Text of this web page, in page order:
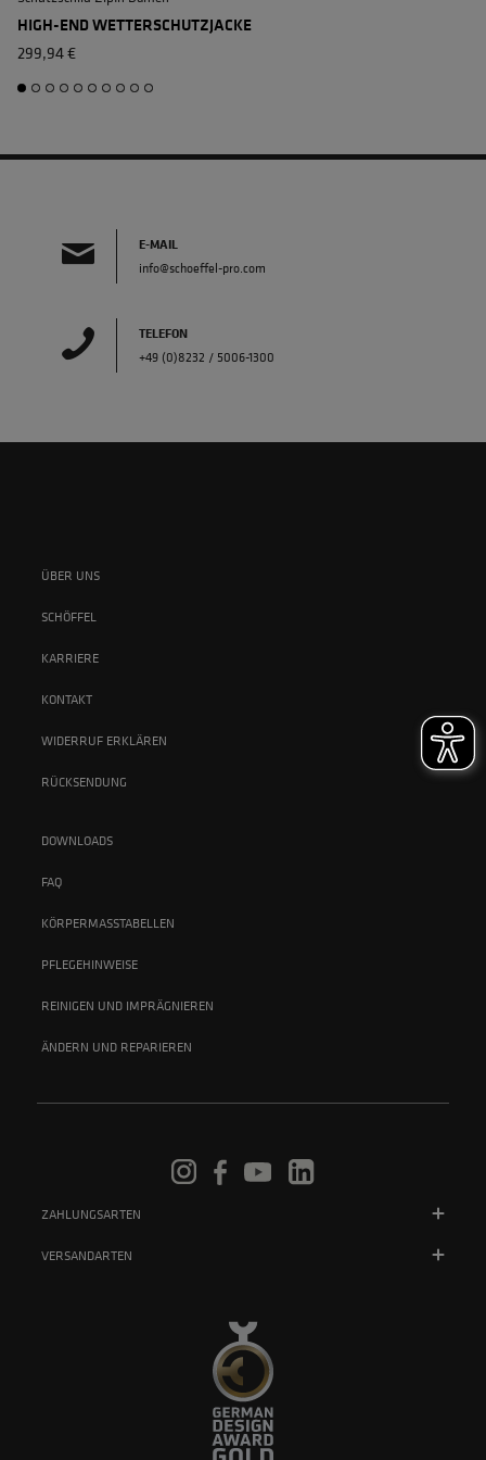
HIGH-END WETTERSCHUTZJACKE
299,94 €
E-MAIL
info@schoeffel-pro.com
TELEFON
+49 (0)8232 / 5006-1300
ÜBER UNS
SCHÖFFEL
KARRIERE
KONTAKT
WIDERRUF ERKLÄREN
RÜCKSENDUNG
DOWNLOADS
FAQ
KÖRPERMASSTABELLEN
PFLEGEHINWEISE
REINIGEN UND IMPRÄGNIEREN
ÄNDERN UND REPARIEREN
ZAHLUNGSARTEN
VERSANDARTEN